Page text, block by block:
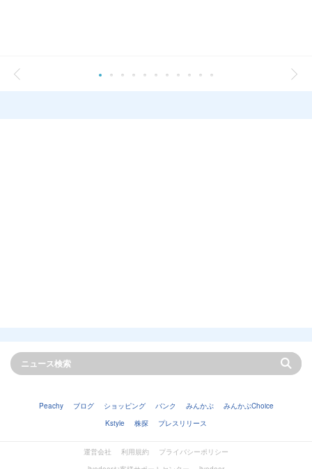
Peachy ブログ ショッピング バンク みんかぶ
みんかぶChoice
Kstyle
株探 プレスリリース
運営会社 利用規約
プライバシーポリシー